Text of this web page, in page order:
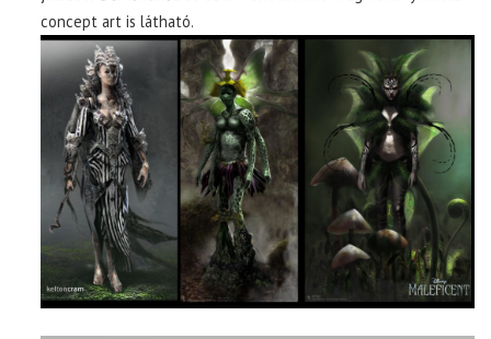
concept art is látható.